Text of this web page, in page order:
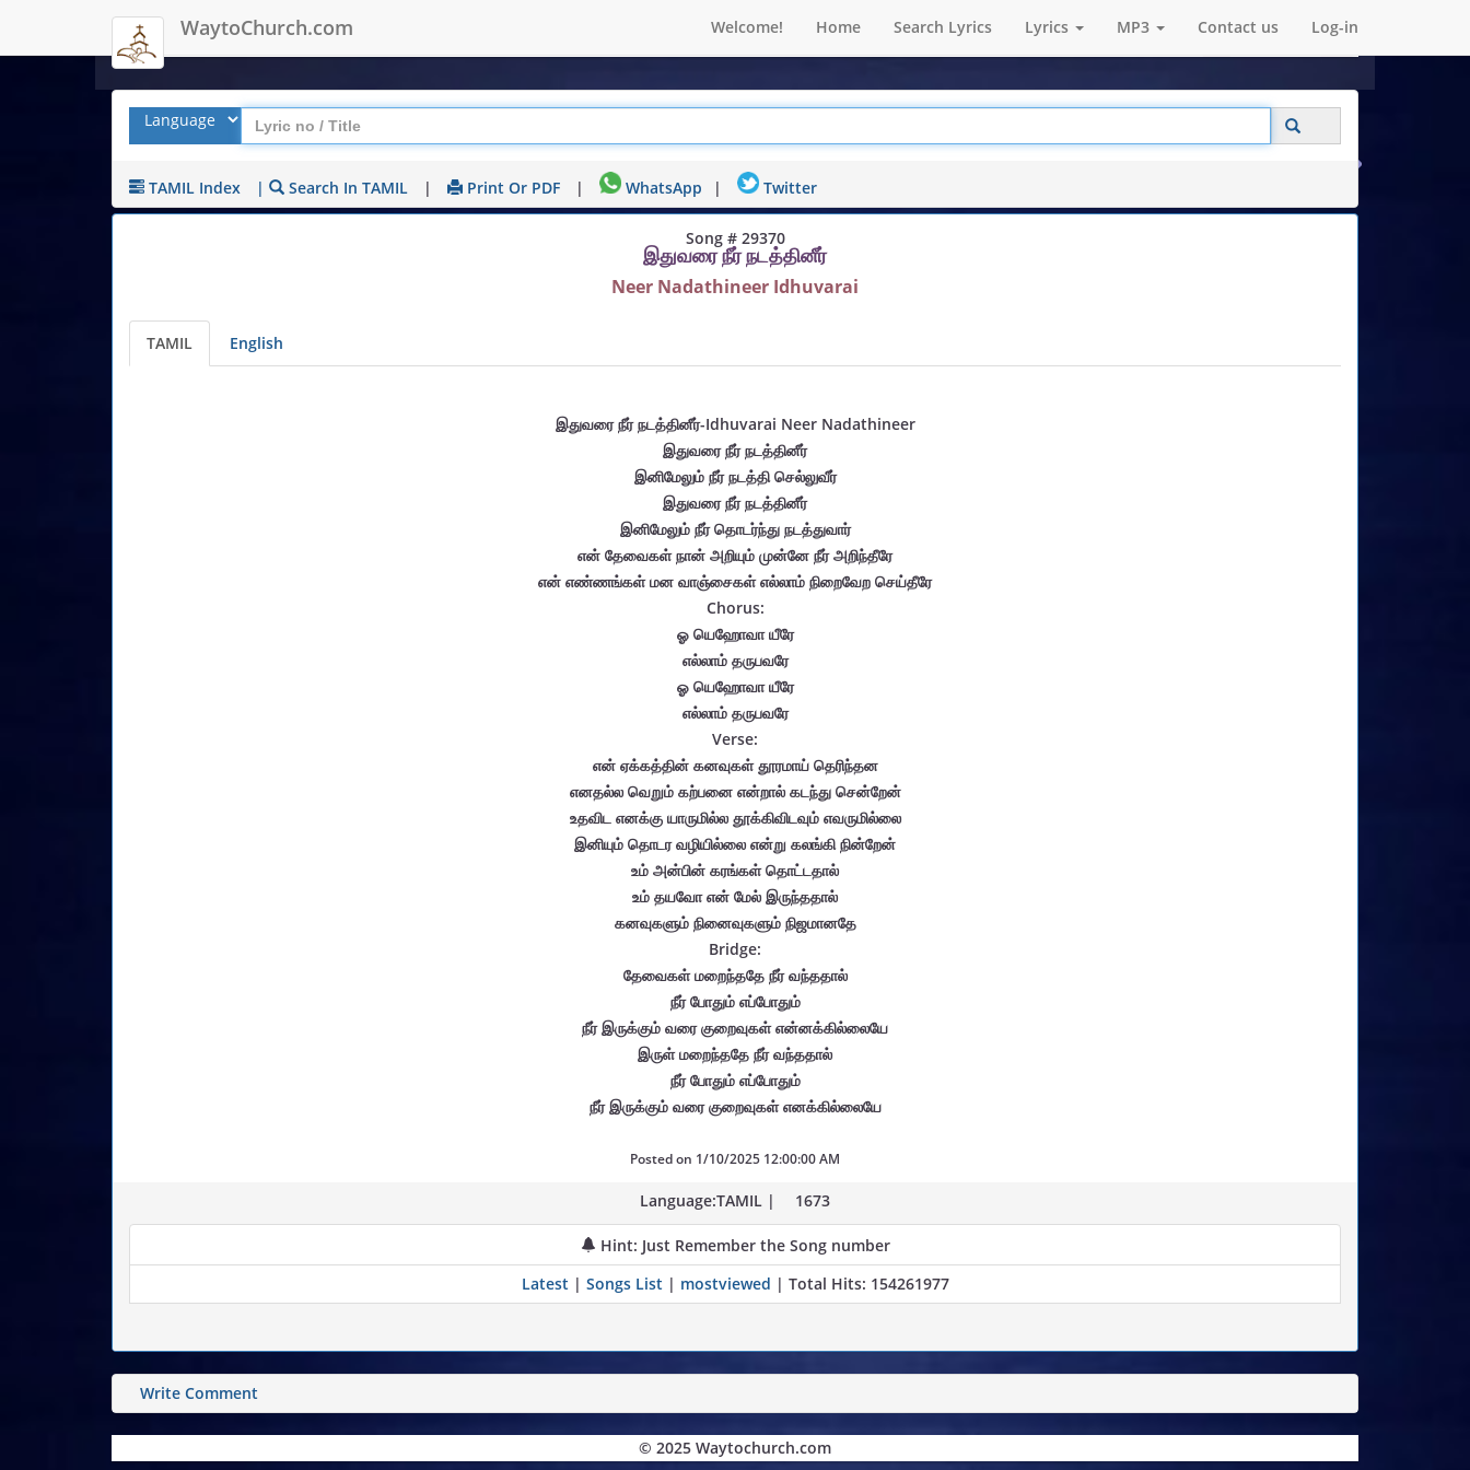
WaytoChurch.com Welcome! Home Search Lyrics Lyrics MP3 Contact us Log-in
TAMIL Index | Search In TAMIL | Print Or PDF | WhatsApp | Twitter
Song # 29370
இதுவரை நீர் நடத்தினீர்
Neer Nadathineer Idhuvarai
TAMIL English
இதுவரை நீர் நடத்தினீர்-Idhuvarai Neer Nadathineer
இதுவரை நீர் நடத்தினீர்
இனிமேலும் நீர் நடத்தி செல்லுவீர்
இதுவரை நீர் நடத்தினீர்
இனிமேலும் நீர் தொடர்ந்து நடத்துவார்
என் தேவைகள் நான் அறியும் முன்னே நீர் அறிந்தீரே
என் எண்ணங்கள் மன வாஞ்சைகள் எல்லாம் நிறைவேற செய்தீரே
Chorus:
ஓ யெஹோவா யீரே
எல்லாம் தருபவரே
ஓ யெஹோவா யீரே
எல்லாம் தருபவரே
Verse:
என் ஏக்கத்தின் கனவுகள் தூரமாய் தெரிந்தன
எனதல்ல வெறும் கற்பனை என்றால் கடந்து சென்றேன்
உதவிட எனக்கு யாருமில்ல தூக்கிவிடவும் எவருமில்லை
இனியும் தொடர வழியில்லை என்று கலங்கி நின்றேன்
உம் அன்பின் கரங்கள் தொட்டதால்
உம் தயவோ என் மேல் இருந்ததால்
கனவுகளும் நினைவுகளும் நிஜமானதே
Bridge:
தேவைகள் மறைந்ததே நீர் வந்ததால்
நீர் போதும் எப்போதும்
நீர் இருக்கும் வரை குறைவுகள் என்னக்கில்லையே
இருள் மறைந்ததே நீர் வந்ததால்
நீர் போதும் எப்போதும்
நீர் இருக்கும் வரை குறைவுகள் எனக்கில்லையே
Posted on 1/10/2025 12:00:00 AM
Language:TAMIL | 1673
Hint: Just Remember the Song number
Latest | Songs List | mostviewed | Total Hits: 154261977
Write Comment
© 2025 Waytochurch.com